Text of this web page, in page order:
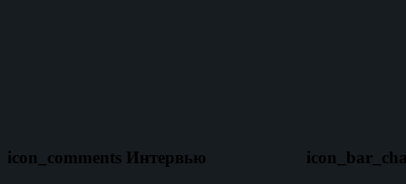
icon_comments Интервью